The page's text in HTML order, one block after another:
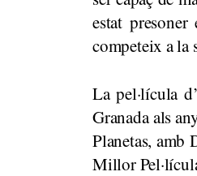
estat
competeix a la
La pel·lícula
Granada als
Planetas, amb
Millor